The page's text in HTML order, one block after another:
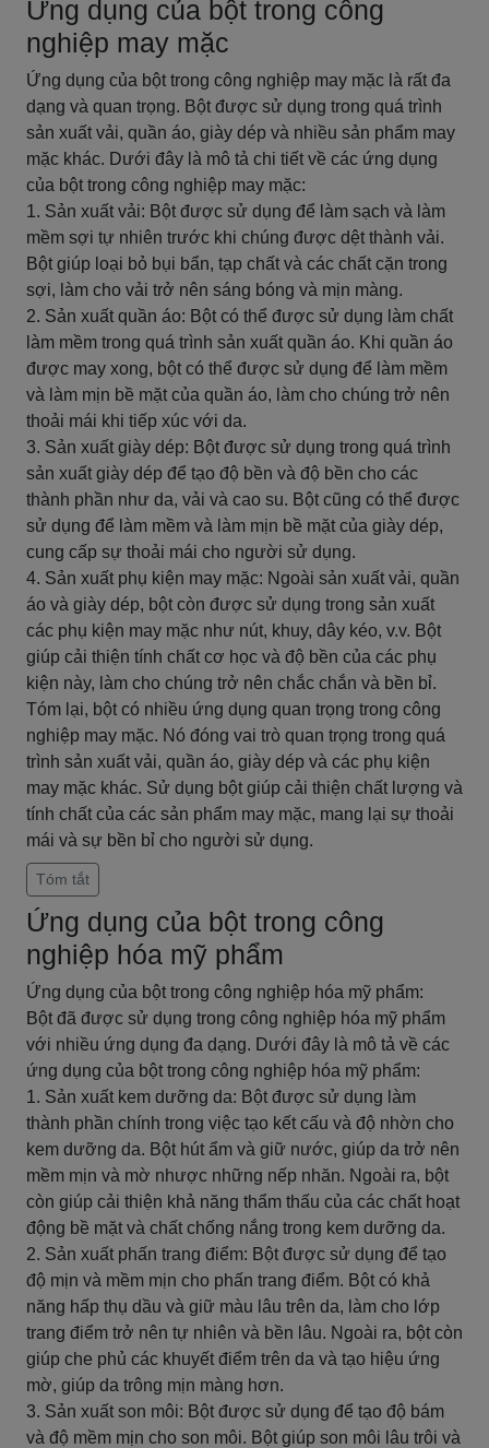
Ứng dụng của bột trong công
nghiệp may mặc
Ứng dụng của bột trong công nghiệp may mặc là rất đa
dạng và quan trọng. Bột được sử dụng trong quá trình
sản xuất vải, quần áo, giày dép và nhiều sản phẩm may
mặc khác. Dưới đây là mô tả chi tiết về các ứng dụng
của bột trong công nghiệp may mặc:
1. Sản xuất vải: Bột được sử dụng để làm sạch và làm
mềm sợi tự nhiên trước khi chúng được dệt thành vải.
Bột giúp loại bỏ bụi bẩn, tạp chất và các chất cặn trong
sợi, làm cho vải trở nên sáng bóng và mịn màng.
2. Sản xuất quần áo: Bột có thể được sử dụng làm chất
làm mềm trong quá trình sản xuất quần áo. Khi quần áo
được may xong, bột có thể được sử dụng để làm mềm
và làm mịn bề mặt của quần áo, làm cho chúng trở nên
thoải mái khi tiếp xúc với da.
3. Sản xuất giày dép: Bột được sử dụng trong quá trình
sản xuất giày dép để tạo độ bền và độ bền cho các
thành phần như da, vải và cao su. Bột cũng có thể được
sử dụng để làm mềm và làm mịn bề mặt của giày dép,
cung cấp sự thoải mái cho người sử dụng.
4. Sản xuất phụ kiện may mặc: Ngoài sản xuất vải, quần
áo và giày dép, bột còn được sử dụng trong sản xuất
các phụ kiện may mặc như nút, khuy, dây kéo, v.v. Bột
giúp cải thiện tính chất cơ học và độ bền của các phụ
kiện này, làm cho chúng trở nên chắc chắn và bền bỉ.
Tóm lại, bột có nhiều ứng dụng quan trọng trong công
nghiệp may mặc. Nó đóng vai trò quan trọng trong quá
trình sản xuất vải, quần áo, giày dép và các phụ kiện
may mặc khác. Sử dụng bột giúp cải thiện chất lượng và
tính chất của các sản phẩm may mặc, mang lại sự thoải
mái và sự bền bỉ cho người sử dụng.
Tóm tắt
Ứng dụng của bột trong công
nghiệp hóa mỹ phẩm
Ứng dụng của bột trong công nghiệp hóa mỹ phẩm:
Bột đã được sử dụng trong công nghiệp hóa mỹ phẩm
với nhiều ứng dụng đa dạng. Dưới đây là mô tả về các
ứng dụng của bột trong công nghiệp hóa mỹ phẩm:
1. Sản xuất kem dưỡng da: Bột được sử dụng làm
thành phần chính trong việc tạo kết cấu và độ nhờn cho
kem dưỡng da. Bột hút ẩm và giữ nước, giúp da trở nên
mềm mịn và mờ nhược những nếp nhăn. Ngoài ra, bột
còn giúp cải thiện khả năng thẩm thấu của các chất hoạt
động bề mặt và chất chống nắng trong kem dưỡng da.
2. Sản xuất phấn trang điểm: Bột được sử dụng để tạo
độ mịn và mềm mịn cho phấn trang điểm. Bột có khả
năng hấp thụ dầu và giữ màu lâu trên da, làm cho lớp
trang điểm trở nên tự nhiên và bền lâu. Ngoài ra, bột còn
giúp che phủ các khuyết điểm trên da và tạo hiệu ứng
mờ, giúp da trông mịn màng hơn.
3. Sản xuất son môi: Bột được sử dụng để tạo độ bám
và độ mềm mịn cho son môi. Bột giúp son môi lâu trôi và